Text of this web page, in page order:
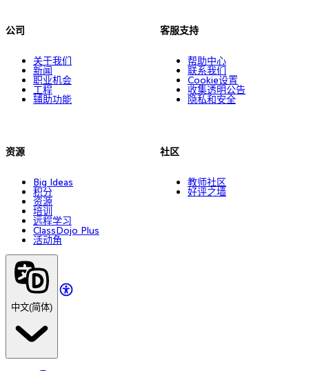
公司
关于我们
新闻
职业机会
工程
辅助功能
资源
Big Ideas
积分
资源
培训
远程学习
ClassDojo Plus
活动角
客服支持
帮助中心
联系我们
Cookie设置
收集透明公告
隐私和安全
社区
教师社区
好评之墙
中文(简体)